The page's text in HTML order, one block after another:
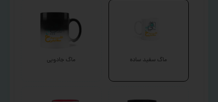
ماگ سفید ساده ماگ جادویی